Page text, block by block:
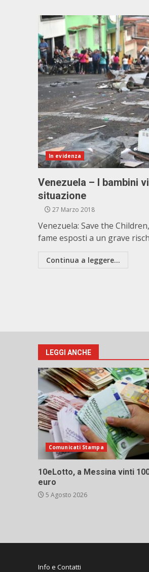
In evidenza
Venezuela – I bambini
situazione
27 Marzo 2018
Venezuela: Save the
fame esposti a un grave
Continua a leggere...
LEGGI ANCHE
Comunicati Stampa
10eLotto, a Messina vinti
euro
5 Agosto 2026
Info e Contatti